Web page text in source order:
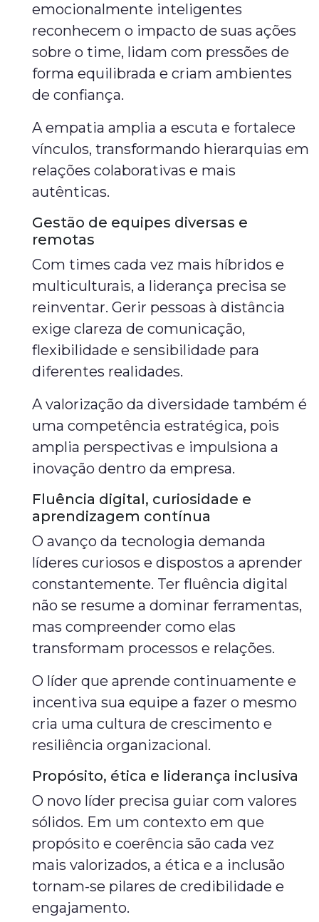
emocionalmente inteligentes
reconhecem o impacto de suas ações
sobre o time, lidam com pressões de
forma equilibrada e criam ambientes
de confiança.
A empatia amplia a escuta e fortalece
vínculos, transformando hierarquias em
relações colaborativas e mais
autênticas.
Gestão de equipes diversas e
remotas
Com times cada vez mais híbridos e
multiculturais, a liderança precisa se
reinventar. Gerir pessoas à distância
exige clareza de comunicação,
flexibilidade e sensibilidade para
diferentes realidades.
A valorização da diversidade também é
uma competência estratégica, pois
amplia perspectivas e impulsiona a
inovação dentro da empresa.
Fluência digital, curiosidade e
aprendizagem contínua
O avanço da tecnologia demanda
líderes curiosos e dispostos a aprender
constantemente. Ter fluência digital
não se resume a dominar ferramentas,
mas compreender como elas
transformam processos e relações.
O líder que aprende continuamente e
incentiva sua equipe a fazer o mesmo
cria uma cultura de crescimento e
resiliência organizacional.
Propósito, ética e liderança inclusiva
O novo líder precisa guiar com valores
sólidos. Em um contexto em que
propósito e coerência são cada vez
mais valorizados, a ética e a inclusão
tornam-se pilares de credibilidade e
engajamento.